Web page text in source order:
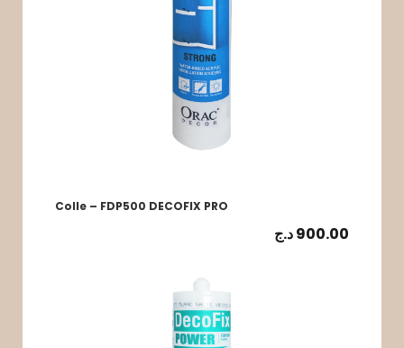
Colle – FDP500 DECOFIX PRO
900.00د.ج